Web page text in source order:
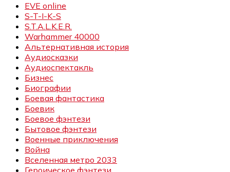
EVE online
S-T-I-K-S
S.T.A.L.K.E.R.
Warhammer 40000
Альтернативная история
Аудиосказки
Аудиоспектакль
Бизнес
Биографии
Боевая фантастика
Боевик
Боевое фэнтези
Бытовое фэнтези
Военные приключения
Война
Вселенная метро 2033